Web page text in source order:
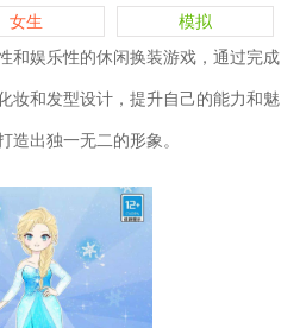
女生
模拟
和娱乐性的休闲换装游戏，通过完成
妆和发型设计，提升自己的能力和魅
造出独一无二的形象。